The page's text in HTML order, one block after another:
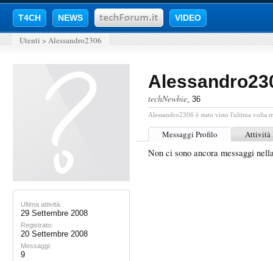
T4CH NEWS VIDEO
Utenti > Alessandro2306
Ultima attività:
29 Settembre 2008
Registrato:
20 Settembre 2008
Messaggi:
9
techNewbie, 36
Alessandro2306 è stato visto l'ultima volta
Messaggi Profilo Attività
Non ci sono ancora messaggi